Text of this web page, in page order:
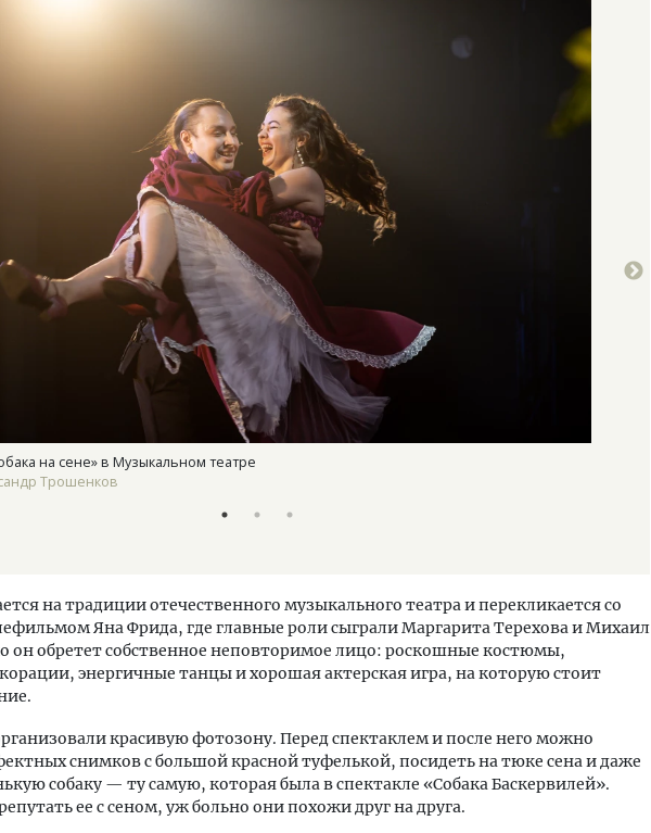
на сене» в Музыкальном театре
Трошенков
на традиции отечественного музыкального театра и перекликается со
Яна Фрида, где главные роли сыграли Маргарита Терехова и Михаил
он обретет собственное неповторимое лицо: роскошные костюмы,
энергичные танцы и хорошая актерская игра, на которую стоит
красивую фотозону. Перед спектаклем и после него можно
снимков с большой красной туфелькой, посидеть на тюке сена и даже
собаку — ту самую, которая была в спектакле «Собака Баскервилей».
ее с сеном, уж больно они похожи друг на друга.